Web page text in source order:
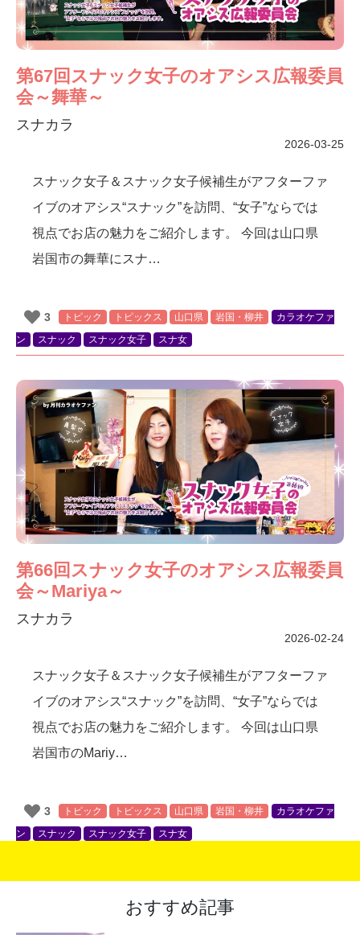
第67回スナック女子のオアシス広報委員
会～舞華～
スナカラ
2026-03-25
スナック女子＆スナック女子候補生がアフターファ
イブのオアシス“スナック”を訪問、“女子”ならでは
視点でお店の魅力をご紹介します。 今回は山口県
岩国市の舞華にスナ…
3 トピック トピックス 山口県 岩国・柳井
カラオケファ
ン
スナック スナック女子 スナ女
第66回スナック女子のオアシス広報委員
会～Mariya～
スナカラ
2026-02-24
スナック女子＆スナック女子候補生がアフターファ
イブのオアシス“スナック”を訪問、“女子”ならでは
視点でお店の魅力をご紹介します。 今回は山口県
岩国市のMariy…
3 トピック トピックス 山口県 岩国・柳井
カラオケファ
ン
スナック スナック女子 スナ女
おすすめ記事